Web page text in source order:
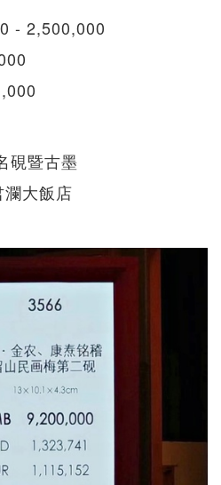
- 2,500,000
硯暨古墨
大飯店